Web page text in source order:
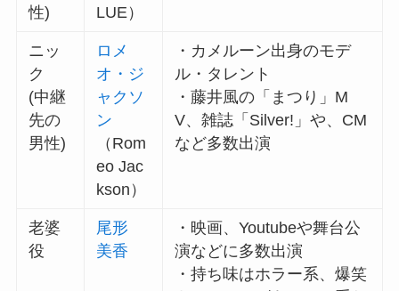
性)
LUE）
ニッ
ク
(中継
先の
男性)
ロメ
オ・ジ
ャクソ
ン
（Rom
eo Jac
kson）
・カメルーン出身のモデ
ル・タレント
・藤井風の「まつり」M
V、雑誌「Silver!」や、CM
など多数出演
老婆
役
尾形
美香
・映画、Youtubeや舞台公
演などに多数出演
・持ち味はホラー系、爆笑